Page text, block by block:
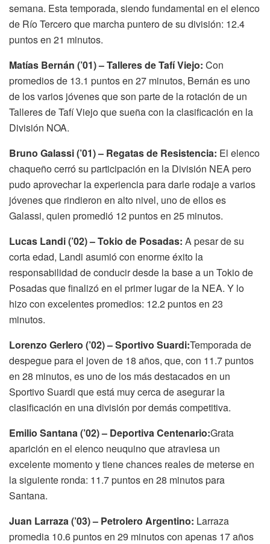
semana. Esta temporada, siendo fundamental en el elenco
de Río Tercero que marcha puntero de su división: 12.4
puntos en 21 minutos.
Matías Bernán (’01) – Talleres de Tafí Viejo: Con
promedios de 13.1 puntos en 27 minutos, Bernán es uno
de los varios jóvenes que son parte de la rotación de un
Talleres de Tafí Viejo que sueña con la clasificación en la
División NOA.
Bruno Galassi (’01) – Regatas de Resistencia: El elenco
chaqueño cerró su participación en la División NEA pero
pudo aprovechar la experiencia para darle rodaje a varios
jóvenes que rindieron en alto nivel, uno de ellos es
Galassi, quien promedió 12 puntos en 25 minutos.
Lucas Landi (’02) – Tokio de Posadas: A pesar de su
corta edad, Landi asumió con enorme éxito la
responsabilidad de conducir desde la base a un Tokio de
Posadas que finalizó en el primer lugar de la NEA. Y lo
hizo con excelentes promedios: 12.2 puntos en 23
minutos.
Lorenzo Gerlero (’02) – Sportivo Suardi:Temporada de
despegue para el joven de 18 años, que, con 11.7 puntos
en 28 minutos, es uno de los más destacados en un
Sportivo Suardi que está muy cerca de asegurar la
clasificación en una división por demás competitiva.
Emilio Santana (’02) – Deportiva Centenario:Grata
aparición en el elenco neuquino que atraviesa un
excelente momento y tiene chances reales de meterse en
la siguiente ronda: 11.7 puntos en 28 minutos para
Santana.
Juan Larraza (’03) – Petrolero Argentino: Larraza
promedia 10.6 puntos en 29 minutos con apenas 17 años